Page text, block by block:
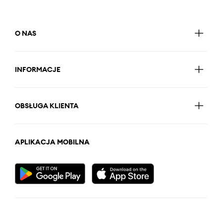
O NAS
INFORMACJE
OBSŁUGA KLIENTA
APLIKACJA MOBILNA